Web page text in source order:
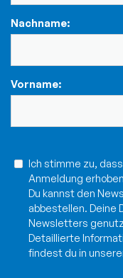
Nachname:
Vorname:
Ich stimme zu,
Anmeldung
Du kannst den
abbestellen. Deine
Newsletters
Detaillierte
findest du in